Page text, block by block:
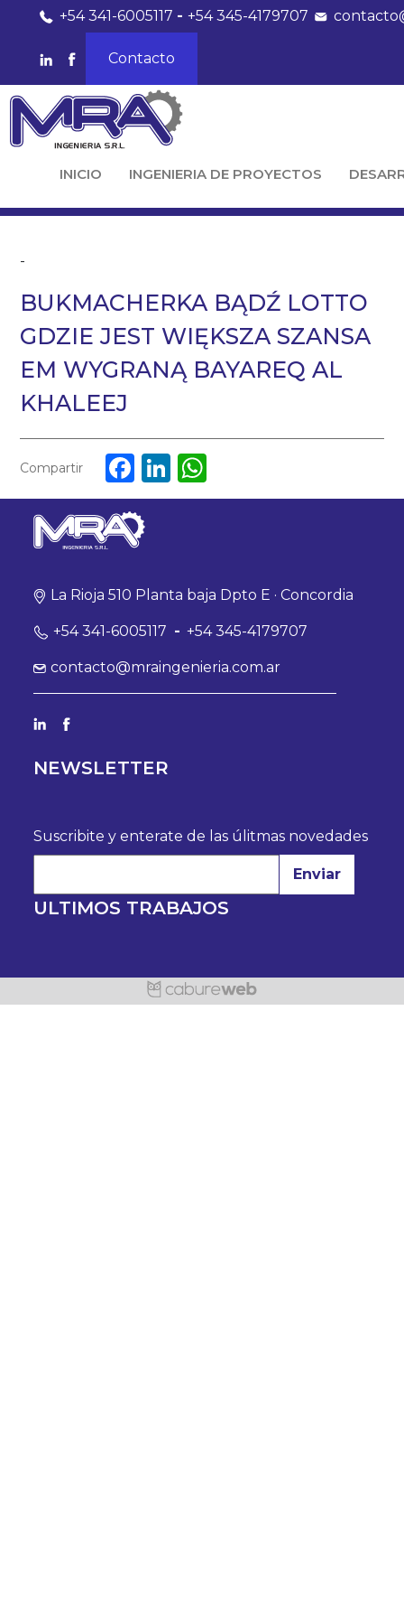
+54 341-6005117 -+54 345-4179707
Contacto
INICIO INGENIERIA DE PROYECTOS
-
BUKMACHERKA BĄDŹ LOTTO
GDZIE JEST WIĘKSZA SZANSA
EM WYGRANĄ BAYAREQ AL
KHALEEJ
Compartir Facebook
LinkedIn
WhatsApp
La Rioja 510 Planta baja Dpto E · Concordia
+54 341-6005117 - +54 345-4179707
contacto@mraingenieria.com.ar
NEWSLETTER
Suscribite y enterate de las úlitmas novedades
Enviar
ULTIMOS TRABAJOS